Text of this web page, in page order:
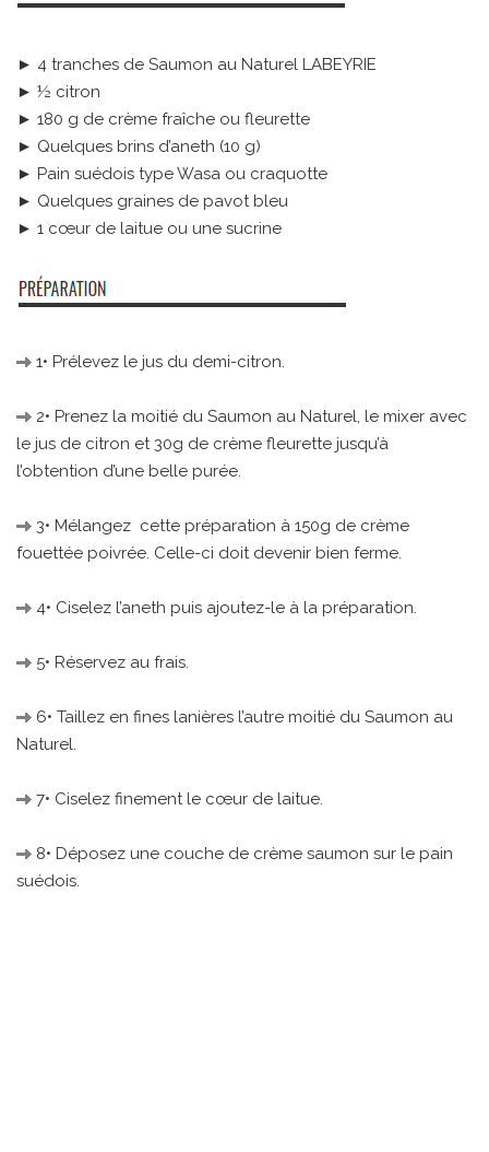
► 4 tranches de Saumon au Naturel LABEYRIE
► ½ citron
► 180 g de crème fraîche ou fleurette
► Quelques brins d’aneth (10 g)
► Pain suédois type Wasa ou craquotte
► Quelques graines de pavot bleu
► 1 cœur de laitue ou une sucrine
1• Prélevez le jus du demi-citron.
2• Prenez la moitié du Saumon au Naturel, le mixer avec
le jus de citron et 30g de crème fleurette jusqu’à
l’obtention d’une belle purée.
3• Mélangez cette préparation à 150g de crème
fouettée poivrée. Celle-ci doit devenir bien ferme.
4• Ciselez l’aneth puis ajoutez-le à la préparation.
5• Réservez au frais.
6• Taillez en fines lanières l’autre moitié du Saumon au
Naturel.
7• Ciselez finement le cœur de laitue.
8• Déposez une couche de crème saumon sur le pain
suédois.